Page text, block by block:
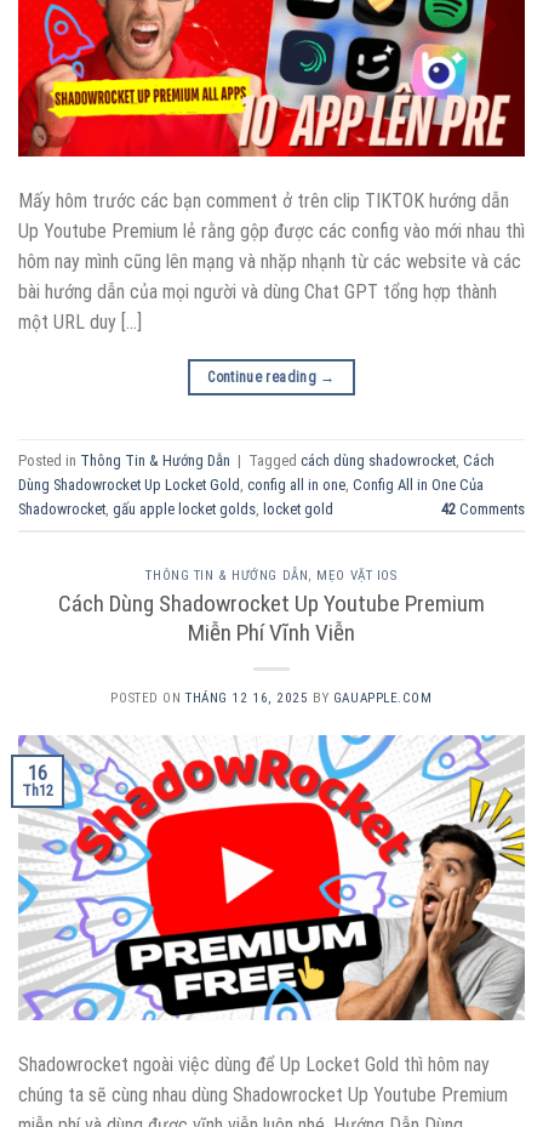
Mấy hôm trước các bạn comment ở trên clip TIKTOK hướng dẫn
Up Youtube Premium lẻ rằng gộp được các config vào mới nhau thì
hôm nay mình cũng lên mạng và nhặp nhạnh từ các website và các
bài hướng dẫn của mọi người và dùng Chat GPT tổng hợp thành
một URL duy […]
Continue reading →
Posted in Thông Tin & Hướng Dẫn | Tagged cách dùng shadowrocket Cách
Dùng Shadowrocket Up Locket Gold config all in one Config All in One Của
Shadowrocket gấu apple locket golds locket gold 42 Comments
THÔNG TIN & HƯỚNG DẪN , MẸO VẶT IOS
Cách Dùng Shadowrocket Up Youtube Premium
Miễn Phí Vĩnh Viễn
POSTED ONTHÁNG 12 16, 2025 BY GAUAPPLE.COM
16
Th12
Shadowrocket ngoài việc dùng để Up Locket Gold thì hôm nay
chúng ta sẽ cùng nhau dùng Shadowrocket Up Youtube Premium